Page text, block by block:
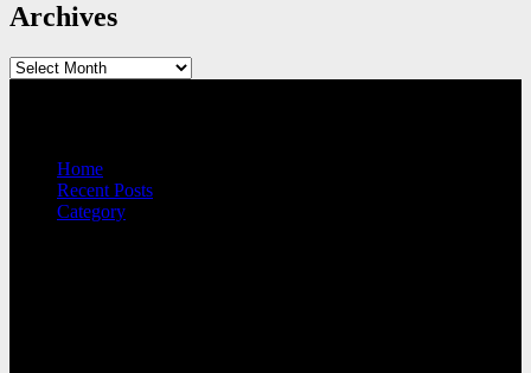
Archives
Archives
Home
Recent Posts
Category